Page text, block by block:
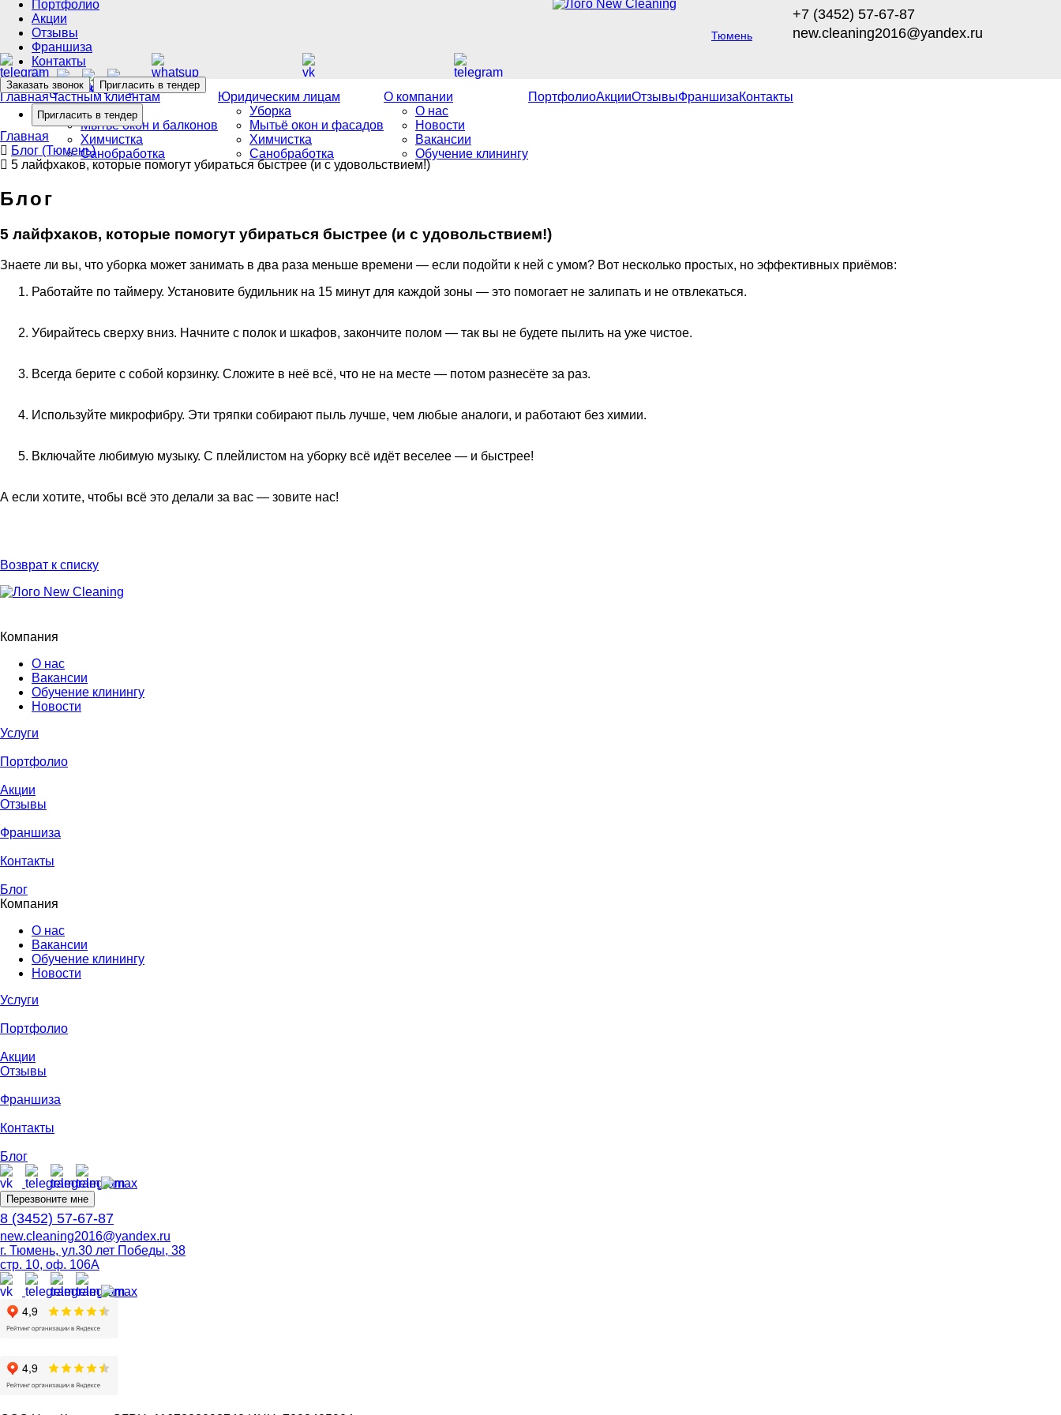
Портфолио
Акции
Отзывы
Франшиза
Контакты
Пригласить в тендер
Тюмень
+7 (3452) 57-67-87
new.cleaning2016@yandex.ru
Заказать звонок Пригласить в тендер
ГлавнаяЧастным клиентам
Уборка
Мытьё окон и балконов
Химчистка
Санобработка
Юридическим лицам
Уборка
Мытьё окон и фасадов
Химчистка
Санобработка
О компании
О нас
Новости
Вакансии
Обучение клинингу
ПортфолиоАкцииОтзывыФраншизаКонтакты
Главная
Блог (Тюмень)
5 лайфхаков, которые помогут убираться быстрее (и с удовольствием!)
Блог
5 лайфхаков, которые помогут убираться быстрее (и с удовольствием!)
Знаете ли вы, что уборка может занимать в два раза меньше времени — если подойти к ней с умом? Вот несколько простых, но эффективных приёмов:
Работайте по таймеру. Установите будильник на 15 минут для каждой зоны — это помогает не залипать и не отвлекаться.
Убирайтесь сверху вниз. Начните с полок и шкафов, закончите полом — так вы не будете пылить на уже чистое.
Всегда берите с собой корзинку. Сложите в неё всё, что не на месте — потом разнесёте за раз.
Используйте микрофибру. Эти тряпки собирают пыль лучше, чем любые аналоги, и работают без химии.
Включайте любимую музыку. С плейлистом на уборку всё идёт веселее — и быстрее!
А если хотите, чтобы всё это делали за вас — зовите нас!
Возврат к списку
Компания
О нас
Вакансии
Обучение клинингу
Новости
Услуги
Портфолио
Акции
Отзывы
Франшиза
Контакты
Блог
Компания
О нас
Вакансии
Обучение клинингу
Новости
Услуги
Портфолио
Акции
Отзывы
Франшиза
Контакты
Блог
Перезвоните мне
8 (3452) 57-67-87
new.cleaning2016@yandex.ru
г. Тюмень, ул.30 лет Победы, 38
стр. 10, оф. 106А